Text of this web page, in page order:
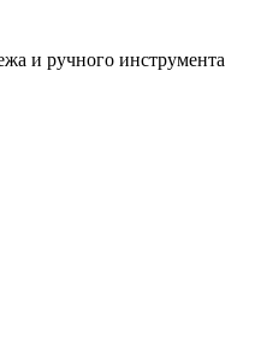
и ручного инструмента